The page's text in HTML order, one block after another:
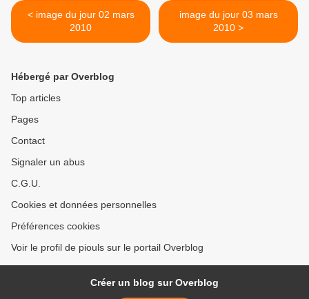
< image du jour 02 mars
2010
image du jour 03 mars
2010 >
Hébergé par Overblog
Top articles
Pages
Contact
Signaler un abus
C.G.U.
Cookies et données personnelles
Préférences cookies
Voir le profil de piouls sur le portail Overblog
Créer un blog sur Overblog